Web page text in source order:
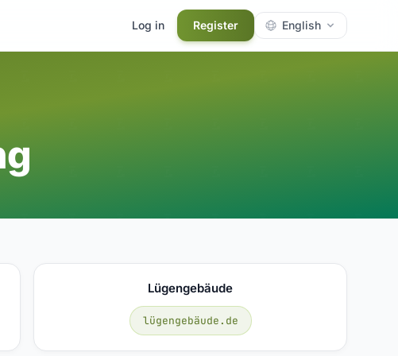
Log in Register English
Lügengebäude
lügengebäude.de